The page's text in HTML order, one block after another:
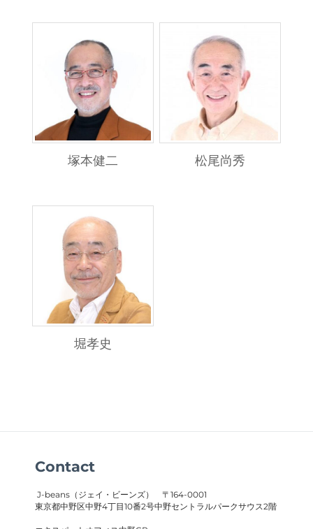
塚本健二 松尾尚秀
堀孝史
Contact
J-beans（ジェイ・ビーンズ） 〒164-0001
東京都中野区中野4丁目10番2号中野セントラルパークサウス2階